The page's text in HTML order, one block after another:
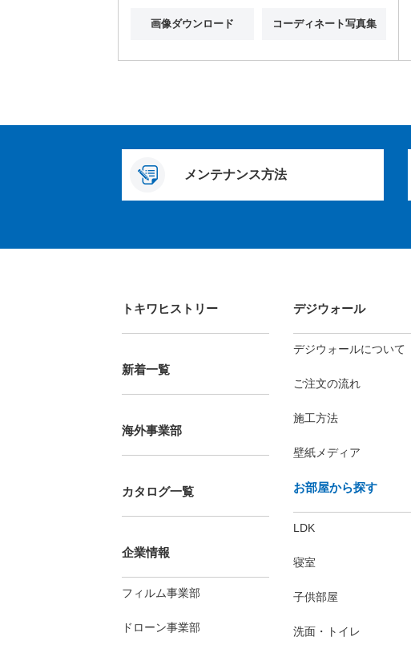
画像ダウンロード コーディネート写真集
メンテナンス方法
トキワヒストリー
新着一覧
海外事業部
カタログ一覧
企業情報
フィルム事業部
ドローン事業部
デジウォール
デジウォールについて
ご注文の流れ
施工方法
壁紙メディア
お部屋から探す
LDK
寝室
子供部屋
洗面・トイレ